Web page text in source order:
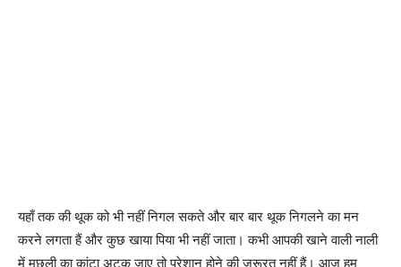
यहाँ तक की थूक को भी नहीं निगल सकते और बार बार थूक निगलने का मन
करने लगता हैं और कुछ खाया पिया भी नहीं जाता। कभी आपकी खाने वाली नाली
में मछली का कांटा अटक जाए तो परेशान होने की जरूरत नहीं हैं। आज हम